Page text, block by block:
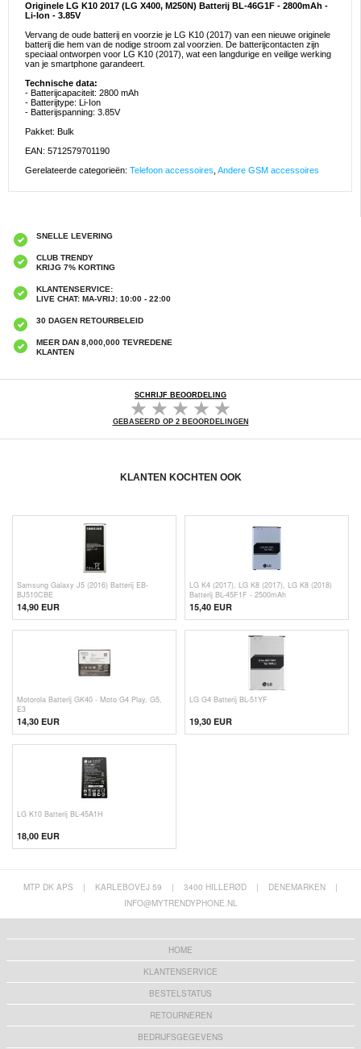
Originele LG K10 2017 (LG X400, M250N) Batterij BL-46G1F - 2800mAh -
Li-Ion - 3.85V
Vervang de oude batterij en voorzie je LG K10 (2017) van een nieuwe originele
batterij die hem van de nodige stroom zal voorzien. De batterijcontacten zijn
speciaal ontworpen voor LG K10 (2017), wat een langdurige en veilige werking
van je smartphone garandeert.
Technische data:
- Batterijcapaciteit: 2800 mAh
- Batterijtype: Li-Ion
- Batterijspanning: 3.85V
Pakket: Bulk
EAN: 5712579701190
Gerelateerde categorieën: Telefoon accessoires Andere GSM accessoires
SNELLE LEVERING
CLUB TRENDY
KRIJG 7% KORTING
KLANTENSERVICE:
LIVE CHAT: MA-VRIJ: 10:00 - 22:00
30 DAGEN RETOURBELEID
MEER DAN 8,000,000 TEVREDENE
KLANTEN
SCHRIJF BEOORDELING
GEBASEERD OP 2 BEOORDELINGEN
KLANTEN KOCHTEN OOK
Samsung Galaxy J5 (2016) Batterij EB-
BJ510CBE
14,90 EUR
LG K4 (2017), LG K8 (2017), LG K8 (2018)
Batterij BL-45F1F - 2500mAh
15,40 EUR
Motorola Batterij GK40 - Moto G4 Play, G5,
E3
14,30 EUR
LG G4 Batterij BL-51YF
19,30 EUR
LG K10 Batterij BL-45A1H
18,00 EUR
MTP DK APS | KARLEBOVEJ 59 | 3400 HILLERØD | DENEMARKEN
|
INFO@MYTRENDYPHONE.NL
HOME
KLANTENSERVICE
BESTELSTATUS
RETOURNEREN
BEDRIJFSGEGEVENS